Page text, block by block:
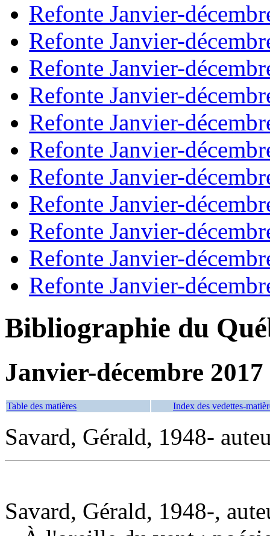
Refonte Janvier-
Refonte Janvier-
Refonte Janvier-
Refonte Janvier-
Refonte Janvier-
Refonte Janvier-
Refonte Janvier-
Refonte Janvier-
Refonte Janvier-
Refonte Janvier-
Refonte Janvier-
Bibliographie du
Janvier-décembre 2017
Table des matières Index des vedettes-
Savard, Gérald, 1948-
Savard, Gérald, 1948-,